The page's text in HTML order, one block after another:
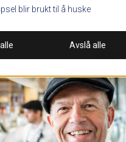
blir brukt til å huske
Avslå alle